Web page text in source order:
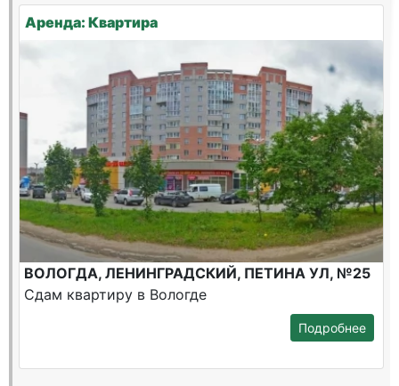
Аренда: Квартира
ВОЛОГДА, ЛЕНИНГРАДСКИЙ, ПЕТИНА УЛ, №25
Сдам квартиру в Вологде
Подробнее